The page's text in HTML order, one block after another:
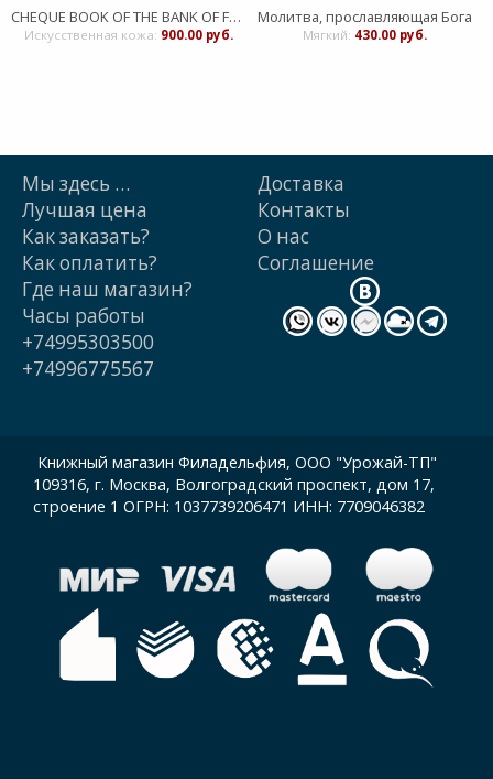
CHEQUE BOOK OF THE BANK OF FAITH Daily Readings by
Искусственная кожа: 900.00 руб.
Молитва, прославляющая Бога
Мягкий: 430.00 руб.
Мы здесь …
Лучшая цена
Как заказать?
Как оплатить?
Доставка
Контакты
О нас
Cоглашение
Где наш магазин?
Часы работы
+74995303500
+74996775567
Книжный магазин Филадельфия, ООО "Урожай-ТП"
109316, г. Москва, Волгоградский проспект, дом 17,
строение 1 ОГРН: 1037739206471 ИНН: 7709046382